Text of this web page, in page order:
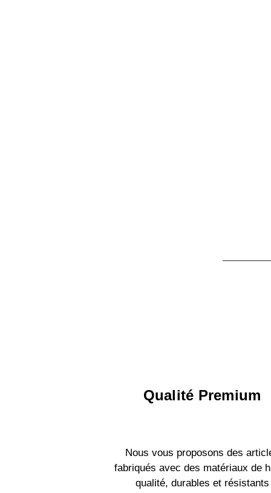
Qualité Premium
Nous vous proposons des
fabriqués avec des matériaux de
qualité, durables et résistants